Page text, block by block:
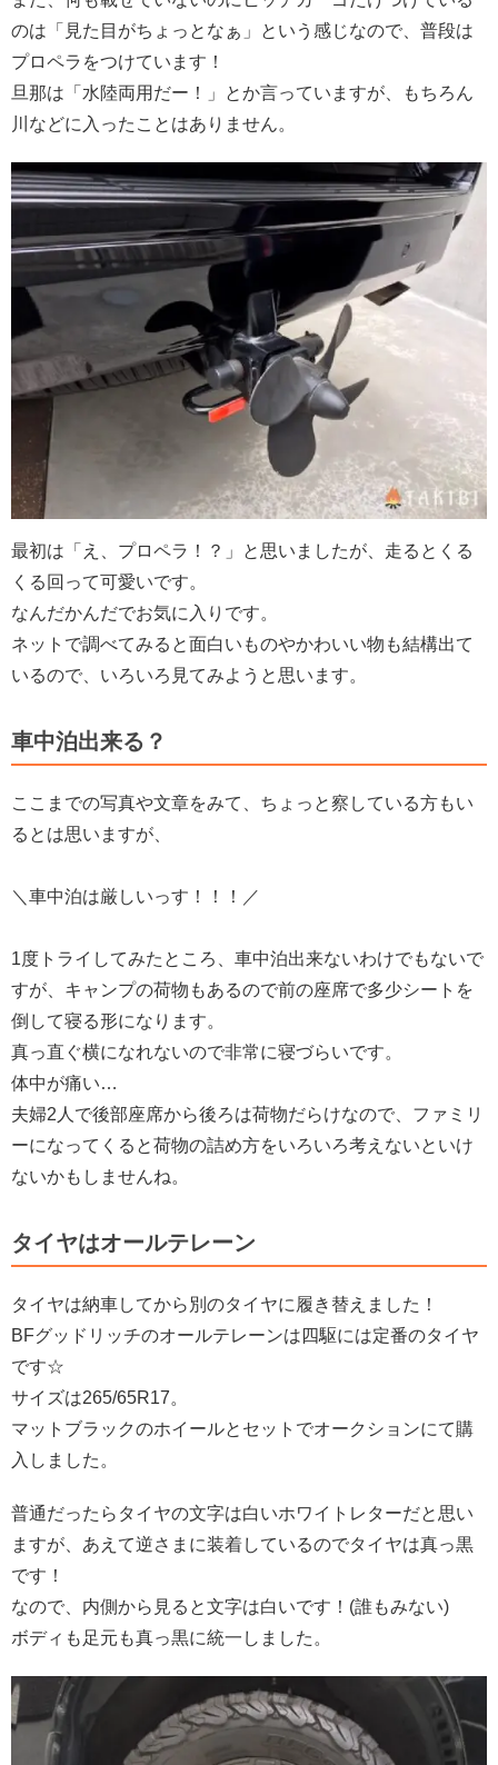
のは「見た目がちょっとなぁ」という感じなので、普段は
プロペラをつけています！
旦那は「水陸両用だー！」とか言っていますが、もちろん
川などに入ったことはありません。
最初は「え、プロペラ！？」と思いましたが、走るとくる
くる回って可愛いです。
なんだかんだでお気に入りです。
ネットで調べてみると面白いものやかわいい物も結構出て
いるので、いろいろ見てみようと思います。
車中泊出来る？
ここまでの写真や文章をみて、ちょっと察している方もい
るとは思いますが、
＼車中泊は厳しいっす！！！／
1度トライしてみたところ、車中泊出来ないわけでもないで
すが、キャンプの荷物もあるので前の座席で多少シートを
倒して寝る形になります。
真っ直ぐ横になれないので非常に寝づらいです。
体中が痛い…
夫婦2人で後部座席から後ろは荷物だらけなので、ファミリ
ーになってくると荷物の詰め方をいろいろ考えないといけ
ないかもしませんね。
タイヤはオールテレーン
タイヤは納車してから別のタイヤに履き替えました！
BFグッドリッチのオールテレーンは四駆には定番のタイヤ
です☆
サイズは265/65R17。
マットブラックのホイールとセットでオークションにて購
入しました。
普通だったらタイヤの文字は白いホワイトレターだと思い
ますが、あえて逆さまに装着しているのでタイヤは真っ黒
です！
なので、内側から見ると文字は白いです！(誰もみない)
ボディも足元も真っ黒に統一しました。